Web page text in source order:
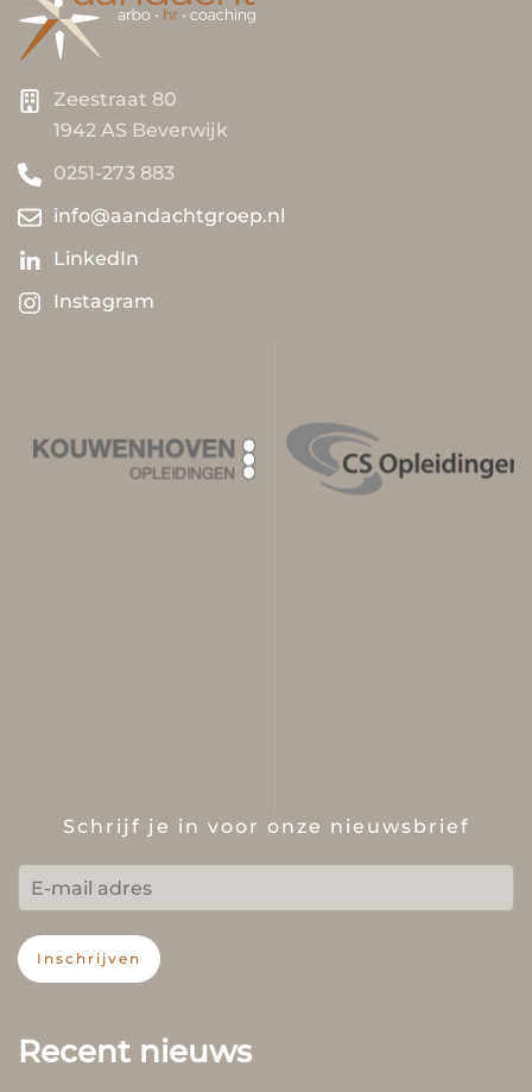
Zeestraat 80
1942 AS Beverwijk
0251-273 883
info@aandachtgroep.nl
LinkedIn
Instagram
Schrijf je in voor onze nieuwsbrief
Inschrijven
Recent nieuws